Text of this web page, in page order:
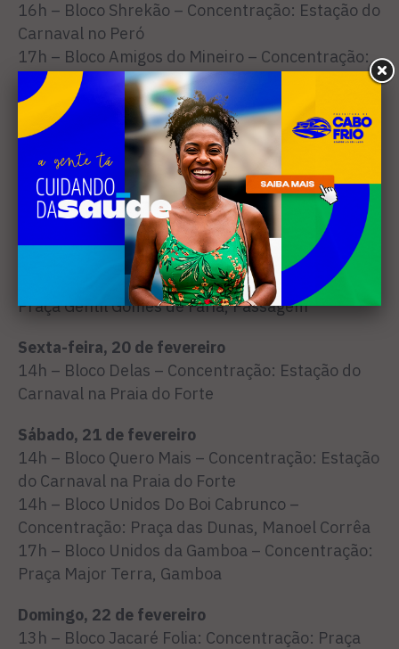
16h – Bloco Shrekão – Concentração: Estação do
Carnaval no Peró
17h – Bloco Amigos do Mineiro – Concentração:
Rua Alex Novelino, 119, Vila Nova
17h – Bloco Parókia – Concentração: Rua Jorge
Lóssio, Centro
18h – Bloco Brincareta – Concentração: Estação
do Carnaval na Orla das Palmeiras
Quarta-feira, 18 de fevereiro
16h – Bloco da Cidadania – Concentração: Praça
da Cidadania, Praia do Forte
17h – Bloco DiCabo a Rabo – Concentração:
Praça Gentil Gomes de Faria, Passagem
Sexta-feira, 20 de fevereiro
14h – Bloco Delas – Concentração: Estação do
Carnaval na Praia do Forte
Sábado, 21 de fevereiro
14h – Bloco Quero Mais – Concentração: Estação
do Carnaval na Praia do Forte
14h – Bloco Unidos Do Boi Cabrunco –
Concentração: Praça das Dunas, Manoel Corrêa
17h – Bloco Unidos da Gamboa – Concentração:
Praça Major Terra, Gamboa
Domingo, 22 de fevereiro
13h – Bloco Jacaré Folia: Concentração: Praça